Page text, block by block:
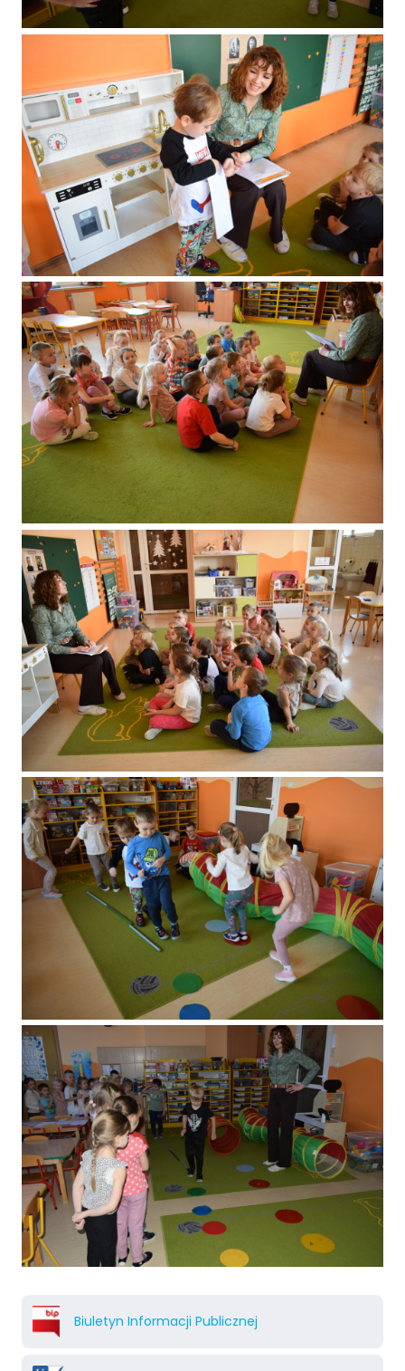
Biuletyn Informacji Publicznej